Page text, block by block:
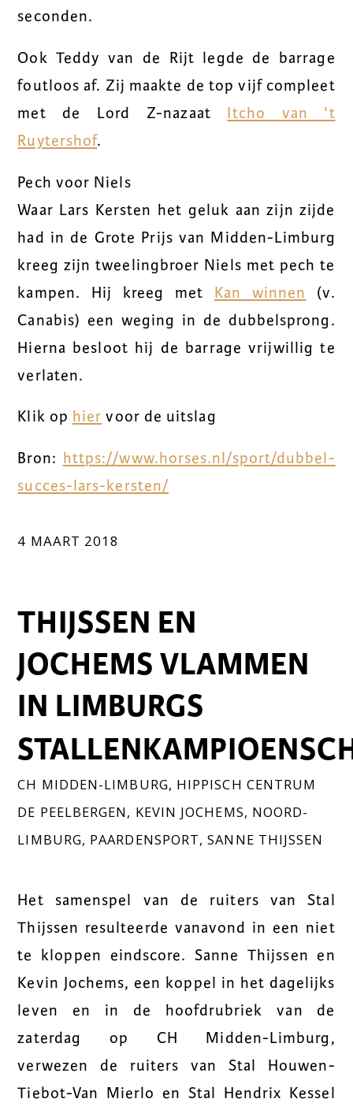
seconden.
Ook Teddy van de Rijt legde de barrage
foutloos af. Zij maakte de top vijf compleet
met de Lord Z-nazaat Itcho van 't
Ruytershof.
Pech voor Niels
Waar Lars Kersten het geluk aan zijn zijde
had in de Grote Prijs van Midden-Limburg
kreeg zijn tweelingbroer Niels met pech te
kampen. Hij kreeg met Kan winnen
(v.
Canabis) een weging in de dubbelsprong.
Hierna besloot hij de barrage vrijwillig te
verlaten.
Klik op hier voor de uitslag
Bron: https://www.horses.nl/sport/dubbel-
succes-lars-kersten/
4 MAART 2018
THIJSSEN EN
JOCHEMS VLAMMEN
IN LIMBURGS
CH MIDDEN-LIMBURG, HIPPISCH CENTRUM
DE PEELBERGEN, KEVIN JOCHEMS, NOORD-
LIMBURG, PAARDENSPORT,SANNE THIJSSEN
Het samenspel van de ruiters van Stal
Thijssen resulteerde vanavond in een niet
te kloppen eindscore. Sanne Thijssen en
Kevin Jochems, een koppel in het dagelijks
leven en in de hoofdrubriek van de
zaterdag op CH Midden-Limburg,
verwezen de ruiters van Stal Houwen-
Tiebot-Van Mierlo en Stal Hendrix Kessel